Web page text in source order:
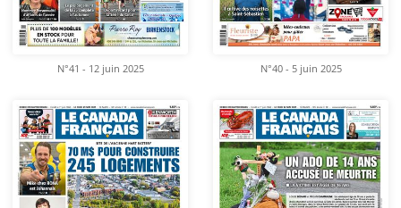
N°41 - 12 juin 2025 N°40 - 5 juin 2025